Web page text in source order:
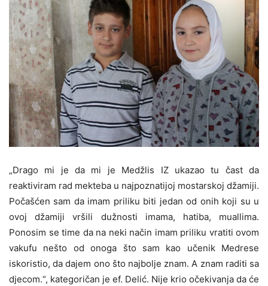
„Drago mi je da mi je Medžlis IZ ukazao tu čast da
reaktiviram rad mekteba u najpoznatijoj mostarskoj džamiji.
Počašćen sam da imam priliku biti jedan od onih koji su u
ovoj džamiji vršili dužnosti imama, hatiba, muallima.
Ponosim se time da na neki način imam priliku vratiti ovom
vakufu nešto od onoga što sam kao učenik Medrese
iskoristio, da dajem ono što najbolje znam. A znam raditi sa
djecom.“, kategoričan je ef. Delić. Nije krio očekivanja da će